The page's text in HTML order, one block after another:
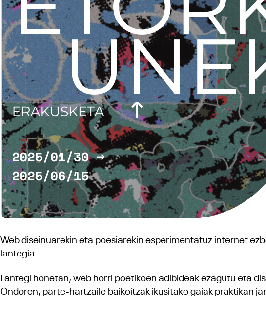
Web diseinuarekin eta poesiarekin esperimentatuz internet
lantegia.
Lantegi honetan, web horri poetikoen adibideak ezagutu eta
Ondoren, parte-hartzaile baikoitzak ikusitako gaiak praktikan